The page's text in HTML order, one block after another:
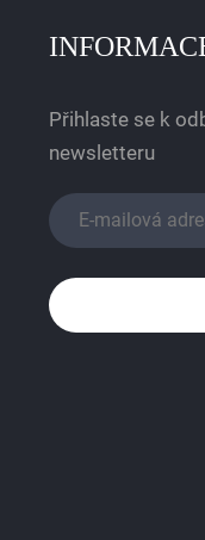
Přihlaste se k
newsletteru